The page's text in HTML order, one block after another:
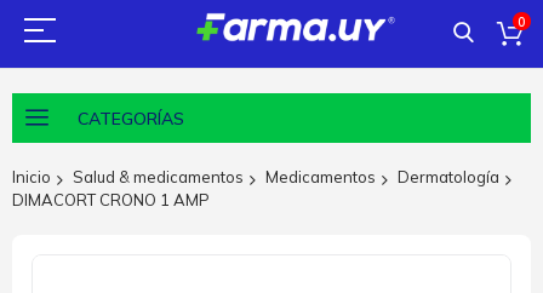
0
CATEGORÍAS
Inicio Salud & medicamentos Medicamentos
Dermatología
DIMACORT CRONO 1 AMP